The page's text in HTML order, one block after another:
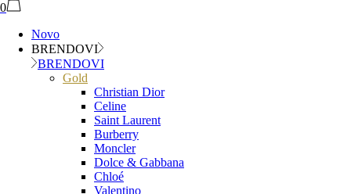
0
Novo
BRENDOVI
BRENDOVI
Gold
Christian Dior
Celine
Saint Laurent
Burberry
Moncler
Dolce & Gabbana
Chloé
Valentino